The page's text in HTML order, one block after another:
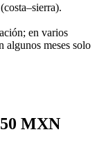
en varios
algunos meses solo
MXN